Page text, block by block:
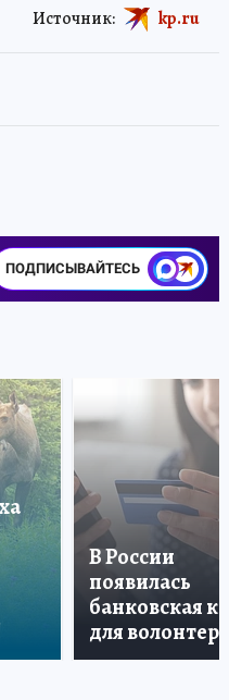
Источник: kp.ru
ПОДПИСЫВАЙТЕСЬ
В России
появилась
банковская
для волонтеров